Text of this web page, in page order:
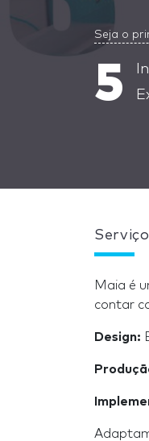
Seja o
5
Maia é
contar
Design: